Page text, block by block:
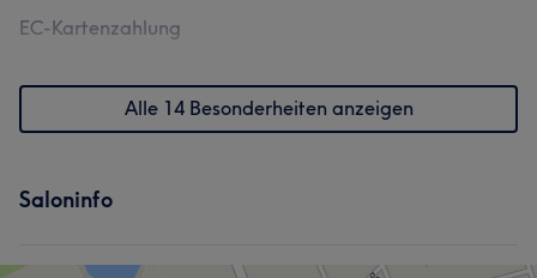
EC-Kartenzahlung
Alle 14 Besonderheiten anzeigen
Saloninfo